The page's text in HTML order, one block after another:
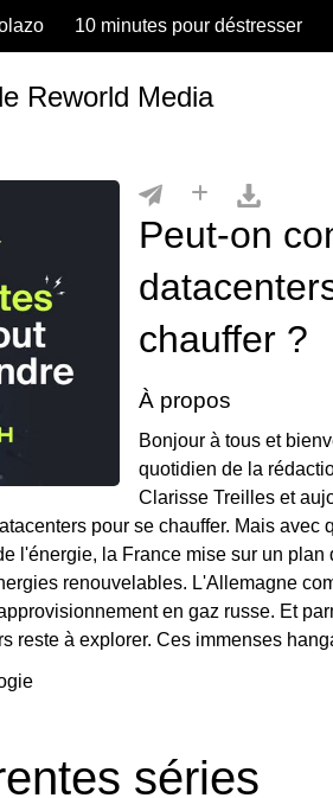
10 minutes pour déstresser
Reworld Media
Peut-on
chauffer ?
À propos
Bonjour à tous et
quotidien de la
Clarisse Treilles et
pour se chauffer. Mais avec
l'énergie, la France mise sur un
renouvelables. L'Allemagne
en gaz russe. Et
reste à explorer. Ces immenses
séries